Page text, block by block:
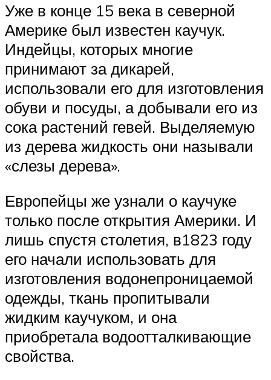
Уже в конце 15 века в северной
Америке был известен каучук.
Индейцы, которых многие
принимают за дикарей,
использовали его для изготовления
обуви и посуды, а добывали его из
сока растений гевей. Выделяемую
из дерева жидкость они называли
«слезы дерева».
Европейцы же узнали о каучуке
только после открытия Америки. И
лишь спустя столетия, в1823 году
его начали использовать для
изготовления водонепроницаемой
одежды, ткань пропитывали
жидким каучуком, и она
приобретала водоотталкивающие
свойства.